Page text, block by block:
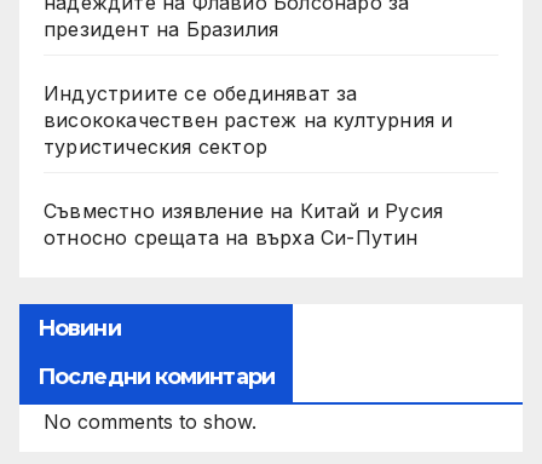
президент на Бразилия
Индустриите се обединяват за
висококачествен растеж на културния и
туристическия сектор
Съвместно изявление на Китай и Русия
относно срещата на върха Си-Путин
Новини
Последни коминтари
No comments to show.